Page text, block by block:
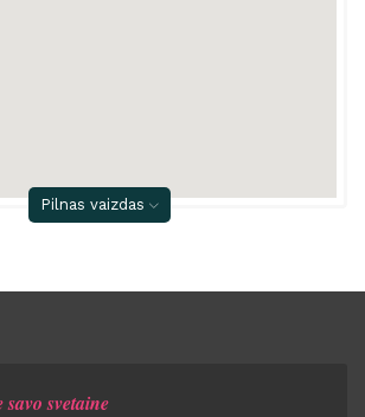
Pilnas vaizdas
savo svetainę